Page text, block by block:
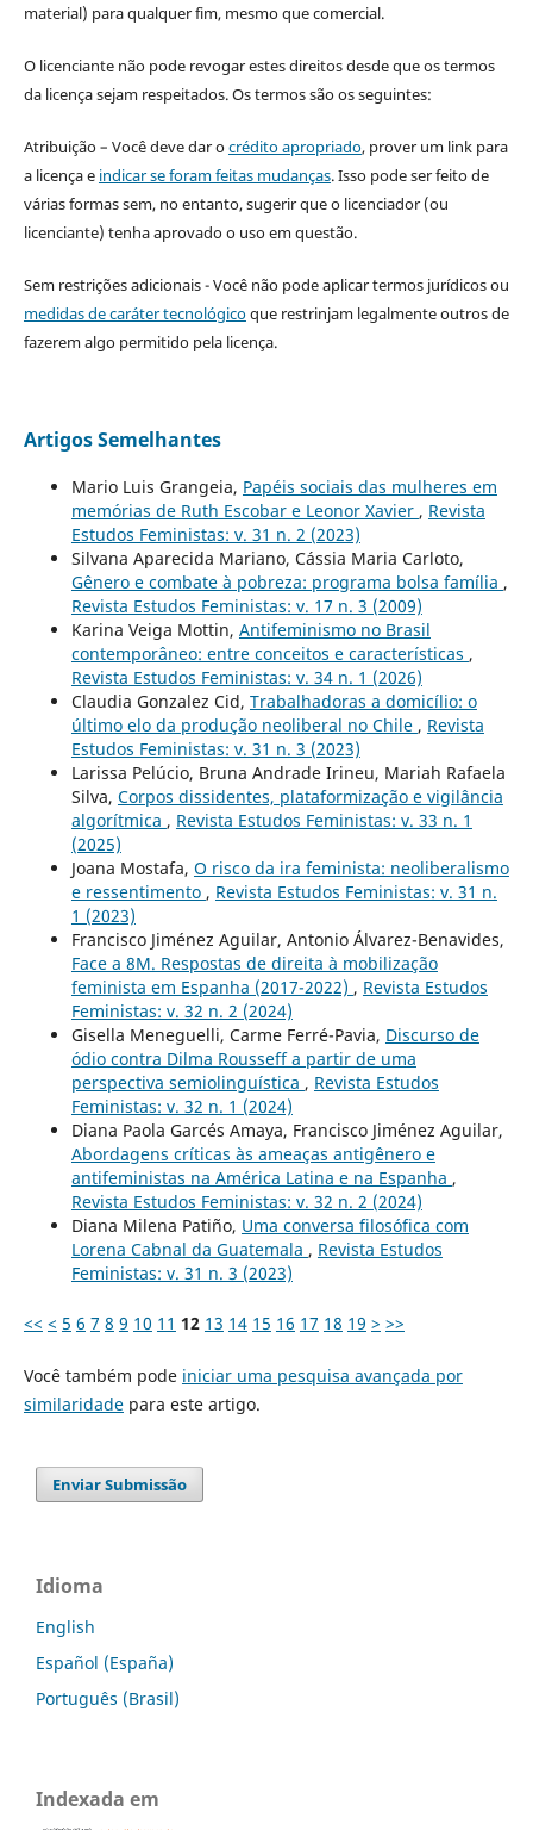
material) para qualquer fim, mesmo que comercial.
O licenciante não pode revogar estes direitos desde que os termos
da licença sejam respeitados. Os termos são os seguintes:
Atribuição – Você deve dar ocrédito apropriado, prover um link para
a licença e indicar se foram feitas mudanças. Isso pode ser feito de
várias formas sem, no entanto, sugerir que o licenciador (ou
licenciante) tenha aprovado o uso em questão.
Sem restrições adicionais - Você não pode aplicar termos jurídicos ou
medidas de caráter tecnológicoque restrinjam legalmente outros de
fazerem algo permitido pela licença.
Artigos Semelhantes
Mario Luis Grangeia, Papéis sociais das mulheres em
memórias de Ruth Escobar e Leonor Xavier , Revista
Estudos Feministas: v. 31 n. 2 (2023)
Silvana Aparecida Mariano, Cássia Maria Carloto,
Gênero e combate à pobreza: programa bolsa família ,
Revista Estudos Feministas: v. 17 n. 3 (2009)
Karina Veiga Mottin, Antifeminismo no Brasil
contemporâneo: entre conceitos e características ,
Revista Estudos Feministas: v. 34 n. 1 (2026)
Claudia Gonzalez Cid, Trabalhadoras a domicílio: o
último elo da produção neoliberal no Chile , Revista
Estudos Feministas: v. 31 n. 3 (2023)
Larissa Pelúcio, Bruna Andrade Irineu, Mariah Rafaela
Silva, Corpos dissidentes, plataformização e vigilância
algorítmica , Revista Estudos Feministas: v. 33 n. 1
(2025)
Joana Mostafa, O risco da ira feminista: neoliberalismo
e ressentimento , Revista Estudos Feministas: v. 31 n.
1 (2023)
Francisco Jiménez Aguilar, Antonio Álvarez-Benavides,
Face a 8M. Respostas de direita à mobilização
feminista em Espanha (2017-2022) , Revista Estudos
Feministas: v. 32 n. 2 (2024)
Gisella Meneguelli, Carme Ferré-Pavia, Discurso de
ódio contra Dilma Rousseff a partir de uma
perspectiva semiolinguística , Revista Estudos
Feministas: v. 32 n. 1 (2024)
Diana Paola Garcés Amaya, Francisco Jiménez Aguilar,
Abordagens críticas às ameaças antigênero e
antifeministas na América Latina e na Espanha ,
Revista Estudos Feministas: v. 32 n. 2 (2024)
Diana Milena Patiño, Uma conversa filosófica com
Lorena Cabnal da Guatemala , Revista Estudos
Feministas: v. 31 n. 3 (2023)
<< < 5 6 7 8 9 10 11 12 13 14 15 16 17 18 19 > >>
Você também pode iniciar uma pesquisa avançada por
similaridadepara este artigo.
Enviar Submissão
Idioma
English
Español (España)
Português (Brasil)
Indexada em